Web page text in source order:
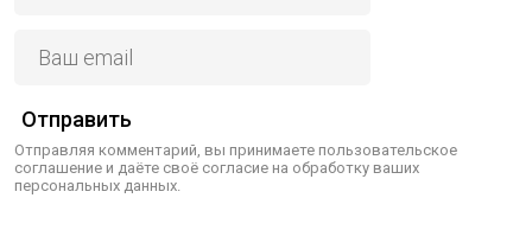
Отправить
Отправляя комментарий, вы принимаете пользовательское
соглашение и даёте своё согласие на обработку ваших
персональных данных.